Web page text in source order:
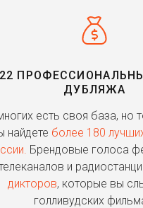
ДУБЛЯЖА
есть своя база, но
найдете более 180
Брендовые голоса
и
дикторов, которые вы
голливудских